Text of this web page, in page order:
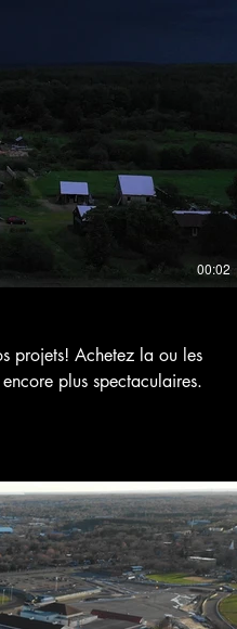
$CA
00:02
projets! Achetez la ou les
plus spectaculaires.